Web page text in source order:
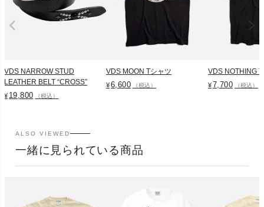
VDS NARROW STUD
LEATHER BELT “CROSS”
¥ 19,800 （税込）
VDS MOON Tシャツ
¥6,600 （税込）
VDS NOTHING
¥7,700 （税込）
ALSO VIEWED
一緒に見られている商品